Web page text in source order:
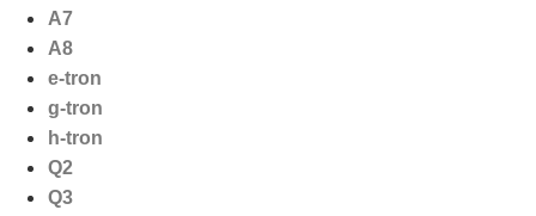
A7
A8
e-tron
g-tron
h-tron
Q2
Q3